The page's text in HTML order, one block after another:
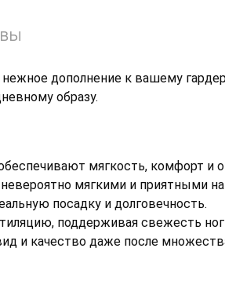
дополнение к вашему
образу.
мягкость, комфорт и
мягкими и приятными
посадку и долговечность.
поддерживая свежесть
и качество даже после